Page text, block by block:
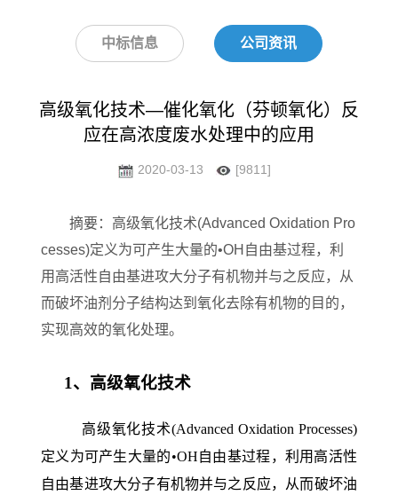
中标信息 公司资讯
高级氧化技术—催化氧化（芬顿氧化）反
应在高浓度废水处理中的应用
2020-03-13 [9811]
摘要：高级氧化技术(Advanced Oxidation Pro
cesses)定义为可产生大量的•OH自由基过程，利
用高活性自由基进攻大分子有机物并与之反应，从
而破坏油剂分子结构达到氧化去除有机物的目的，
实现高效的氧化处理。
1、高级氧化技术
高级氧化技术(Advanced Oxidation Processes)
定义为可产生大量的•OH自由基过程，利用高活性
自由基进攻大分子有机物并与之反应，从而破坏油